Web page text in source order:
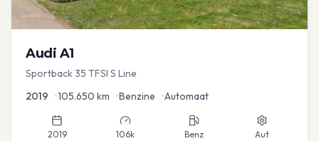
Audi A1
Sportback 35 TFSI S Line
2019 •105.650 km •Benzine •Automaat
2019 106k Benz Aut